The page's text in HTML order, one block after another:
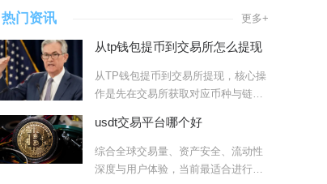
热门资讯 更多+
从tp钱包提币到交易所怎么提现
从TP钱包提币到交易所提现，核心操
作是先在交易所获取对应币种与链类
usdt交易平台哪个好
综合全球交易量、资产安全、流动性
深度与用户体验，当前最适合进行